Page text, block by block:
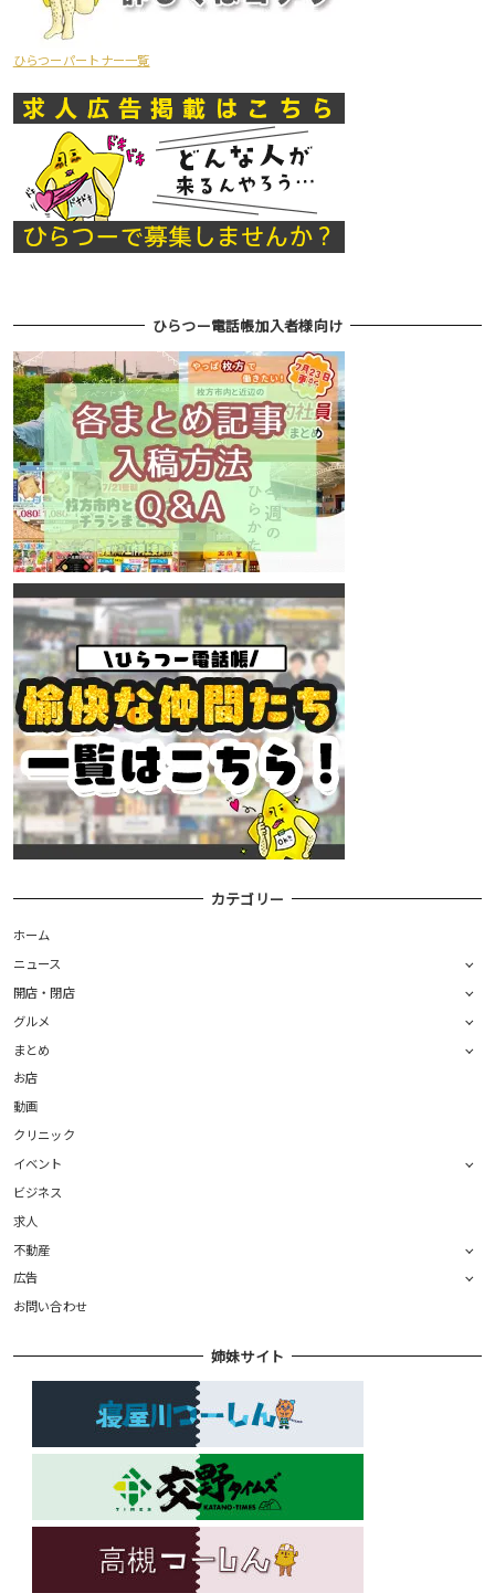
ひらつーパートナー一覧
ひらつー電話帳加入者様向け
カテゴリー
ホーム
ニュース
開店・閉店
グルメ
まとめ
お店
動画
クリニック
イベント
ビジネス
求人
不動産
広告
お問い合わせ
姉妹サイト